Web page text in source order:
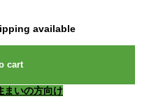
available
cart
まいの方向け